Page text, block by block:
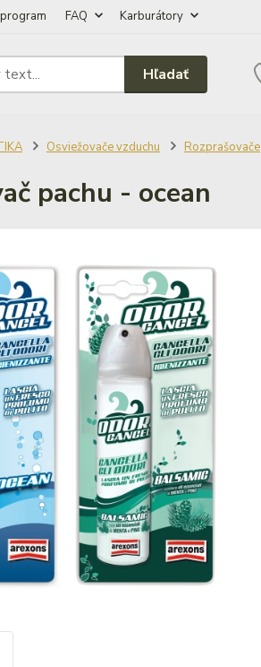
FAQ Karburátory
Hľadať
Osviežovače vzduchu Rozprašovače
pachu - ocean